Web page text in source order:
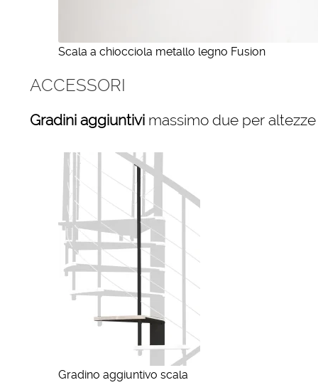
Scala a chiocciola metallo legno Fusion
ACCESSORI
Gradini aggiuntivimassimo due per altezze
Gradino aggiuntivo scala